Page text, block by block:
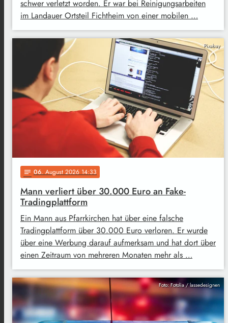
schwer verletzt worden. Er war bei Reinigungsarbeiten
im Landauer Ortsteil Fichtheim von einer mobilen …
Pixabay
notes 06. August 2026 14:33
Mann verliert über 30.000 Euro an Fake-
Tradingplattform
Ein Mann aus Pfarrkirchen hat über eine falsche
Tradingplattform über 30.000 Euro verloren. Er wurde
über eine Werbung darauf aufmerksam und hat dort über
einen Zeitraum von mehreren Monaten mehr als …
Foto: Fotolia / lassedesignen